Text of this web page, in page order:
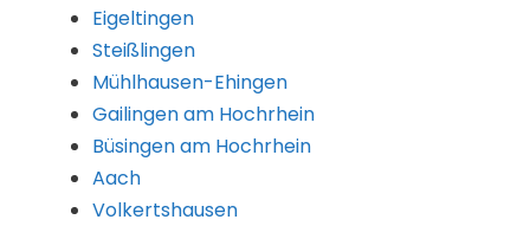
Eigeltingen
Steißlingen
Mühlhausen-Ehingen
Gailingen am Hochrhein
Büsingen am Hochrhein
Aach
Volkertshausen